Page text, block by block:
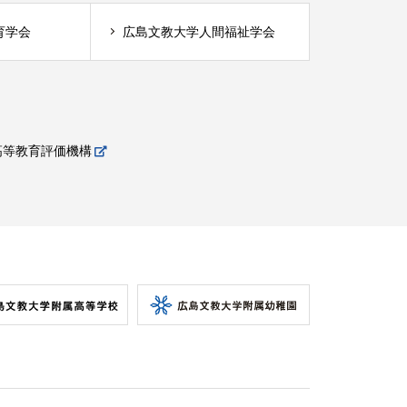
学会 広島文教大学人間福祉学会
教育評価機構